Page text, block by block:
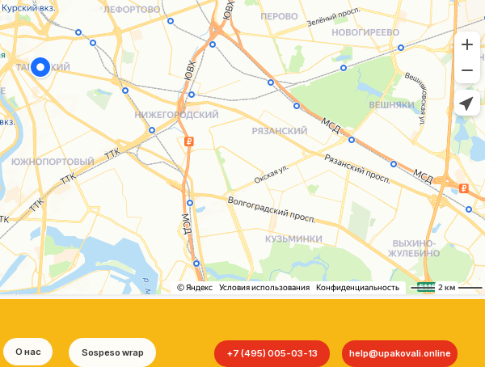
Сайт разработала bogac hevas
help@upakovali.online
Sospeso wrap +7 (495) 005-03-13